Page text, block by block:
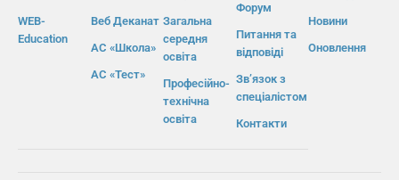
WEB-
Education
Веб Деканат
АС «Школа»
АС «Тест»
Загальна
середня
освіта
Професійно-
технічна
освіта
Форум
Питання та
відповіді
Зв’язок з
спеціалістом
Контакти
Новини
Оновлення